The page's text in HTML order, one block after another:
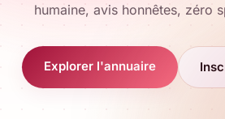
humaine, avis honnêtes, zéro
Explorer l'annuaire